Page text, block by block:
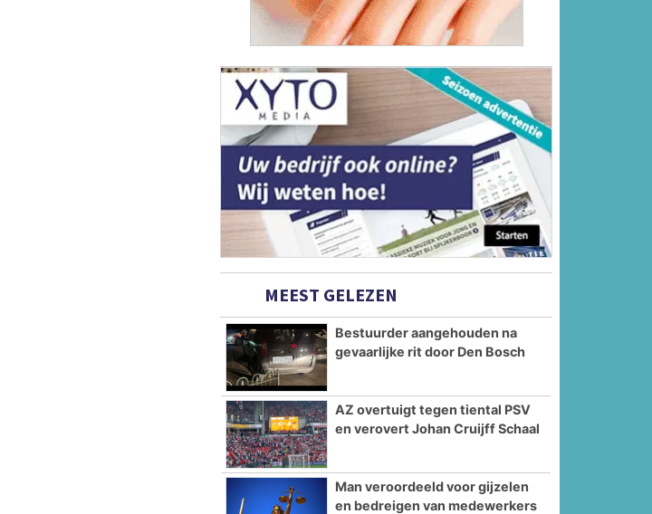
MEEST GELEZEN
Bestuurder aangehouden na
gevaarlijke rit door Den Bosch
AZ overtuigt tegen tiental PSV
en verovert Johan Cruijff Schaal
Man veroordeeld voor gijzelen
en bedreigen van medewerkers